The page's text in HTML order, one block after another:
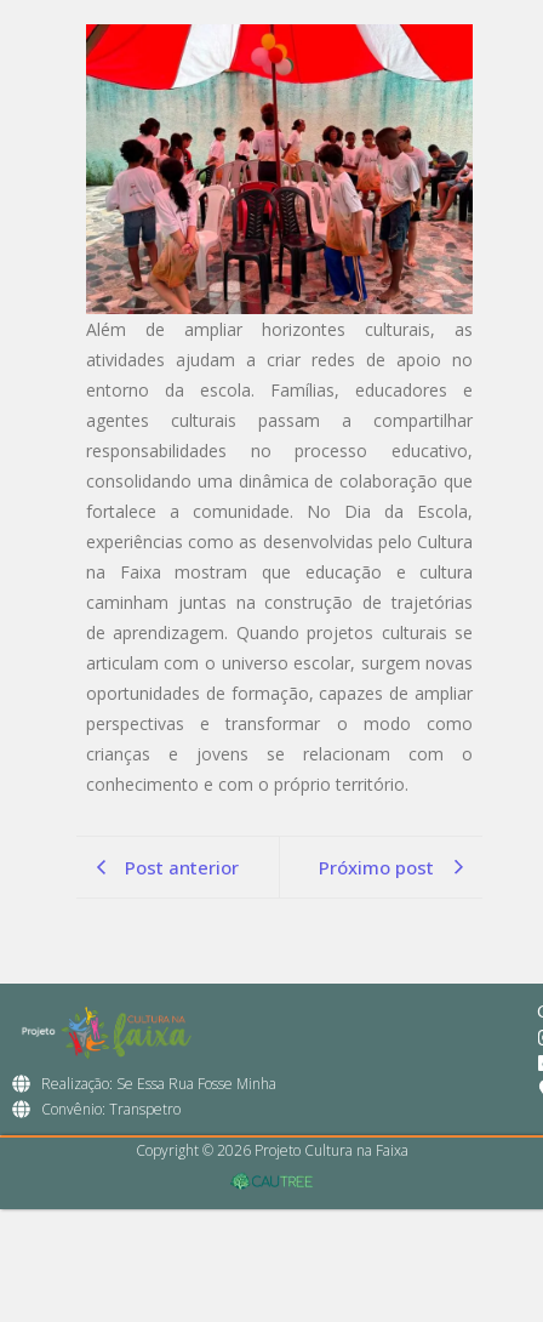
Além de ampliar horizontes culturais, as
atividades ajudam a criar redes de apoio no
entorno da escola. Famílias, educadores e
agentes culturais passam a compartilhar
responsabilidades no processo educativo,
consolidando uma dinâmica de colaboração que
fortalece a comunidade. No Dia da Escola,
experiências como as desenvolvidas pelo Cultura
na Faixa mostram que educação e cultura
caminham juntas na construção de trajetórias
de aprendizagem. Quando projetos culturais se
articulam com o universo escolar, surgem novas
oportunidades de formação, capazes de ampliar
perspectivas e transformar o modo como
crianças e jovens se relacionam com o
conhecimento e com o próprio território.
Post anterior Próximo post
Realização: Se Essa Rua Fosse Minha
Convênio: Transpetro
Copyright © 2026 Projeto Cultura na Faixa